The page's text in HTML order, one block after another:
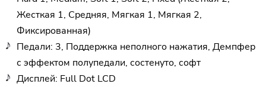
Жесткая 1, Средняя, Мягкая 1, Мягкая 2,
Фиксированная)
Педали: 3, Поддержка неполного нажатия, Демпфер
с эффектом полупедали, состенуто, софт
Дисплей: Full Dot LCD